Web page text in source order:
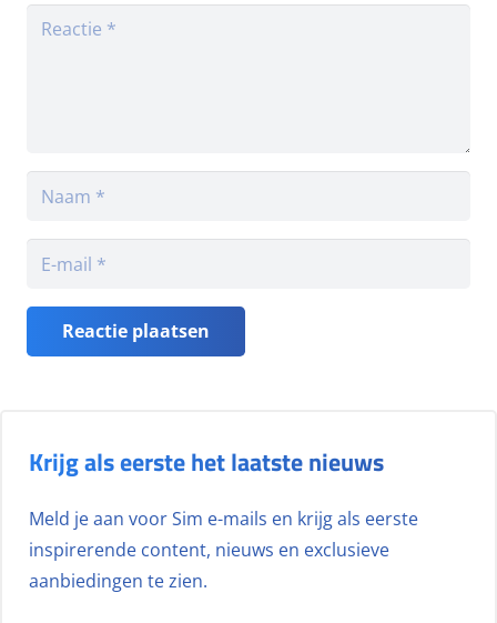
Reactie plaatsen
Krijg als eerste het laatste nieuws
Meld je aan voor Sim e-mails en krijg als eerste
inspirerende content, nieuws en exclusieve
aanbiedingen te zien.